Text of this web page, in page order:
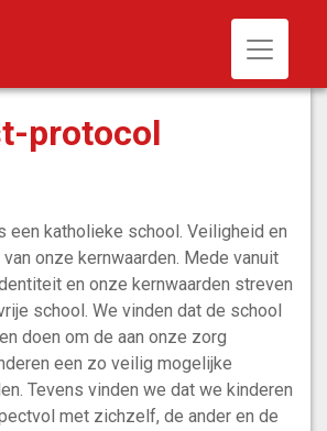
Toggle
protocol
een katholieke school. Veiligheid en
onze kernwaarden. Mede vanuit
en onze kernwaarden streven
school. We vinden dat de school
doen om de aan onze zorg
een zo veilig mogelijke
Tevens vinden we dat we kinderen
met zichzelf, de ander en de